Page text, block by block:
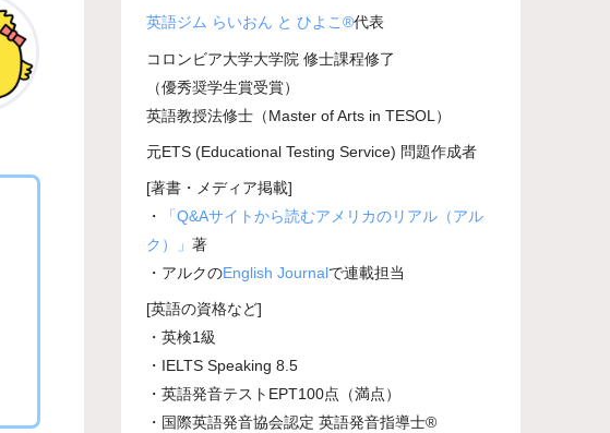
英語ジム らいおん と ひよこ®代表
コロンビア大学大学院 修士課程修了
（優秀奨学生賞受賞）
英語教授法修士（Master of Arts in TESOL）
元ETS (Educational Testing Service) 問題作成者
[著書・メディア掲載]
・
「Q&Aサイトから読むアメリカのリアル（アル
ク）」著
・アルクのEnglish Journalで連載担当
[英語の資格など]
・英検1級
・IELTS Speaking 8.5
・英語発音テストEPT100点（満点）
・国際英語発音協会認定 英語発音指導士®